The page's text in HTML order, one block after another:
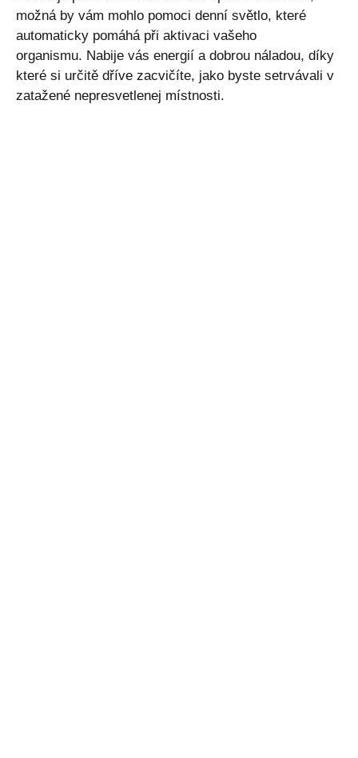
možná by vám mohlo pomoci denní světlo, které
automaticky pomáhá při aktivaci vašeho
organismu. Nabije vás energií a dobrou náladou, díky
které si určitě dříve zacvičíte, jako byste setrvávali v
zatažené nepresvetlenej místnosti.